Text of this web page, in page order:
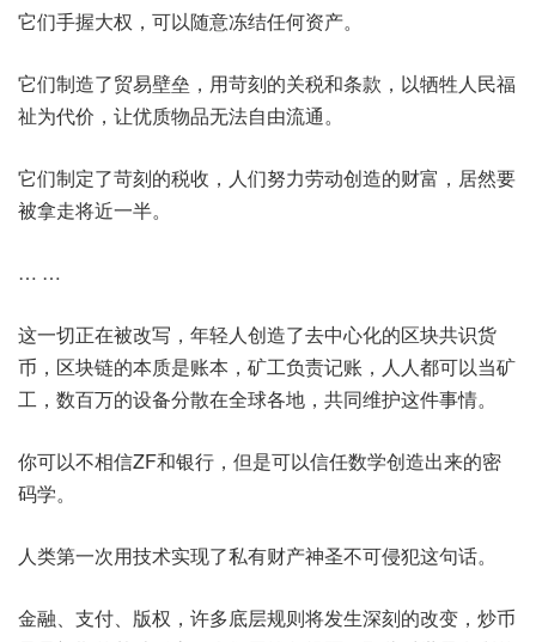
它们手握大权，可以随意冻结任何资产。
它们制造了贸易壁垒，用苛刻的关税和条款，以牺牲人民福
祉为代价，让优质物品无法自由流通。
它们制定了苛刻的税收，人们努力劳动创造的财富，居然要
被拿走将近一半。
… …
这一切正在被改写，年轻人创造了去中心化的区块共识货
币，区块链的本质是账本，矿工负责记账，人人都可以当矿
工，数百万的设备分散在全球各地，共同维护这件事情。
你可以不相信ZF和银行，但是可以信任数学创造出来的密
码学。
人类第一次用技术实现了私有财产神圣不可侵犯这句话。
金融、支付、版权，许多底层规则将发生深刻的改变，炒币